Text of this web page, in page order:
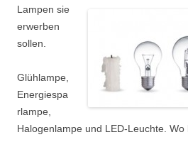
Lampen sie
erwerben
sollen.
Glühlampe,
Energiespa
rlampe,
Halogenlampe und LED-Leuchte.